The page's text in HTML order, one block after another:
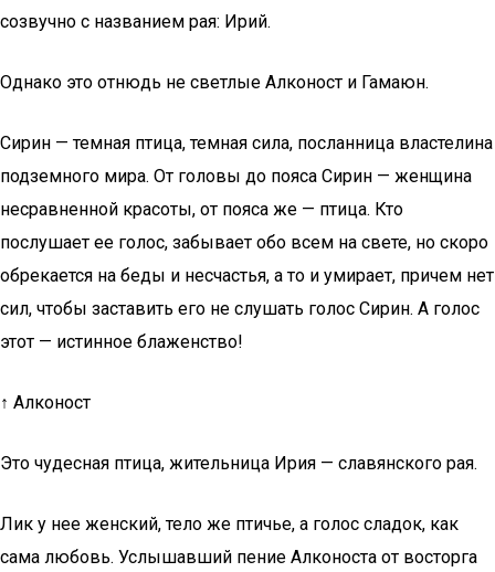
созвучно с названием рая: Ирий.
Однако это отнюдь не светлые Алконост и Гамаюн.
Сирин — темная птица, темная сила, посланница властелина
подземного мира. От головы до пояса Сирин — женщина
несравненной красоты, от пояса же — птица. Кто
послушает ее голос, забывает обо всем на свете, но скоро
обрекается на беды и несчастья, а то и умирает, причем нет
сил, чтобы заставить его не слушать голос Сирин. А голос
этот — истинное блаженство!
↑ Алконост
Это чудесная птица, жительница Ирия — славянского рая.
Лик у нее женский, тело же птичье, а голос сладок, как
сама любовь. Услышавший пение Алконоста от восторга